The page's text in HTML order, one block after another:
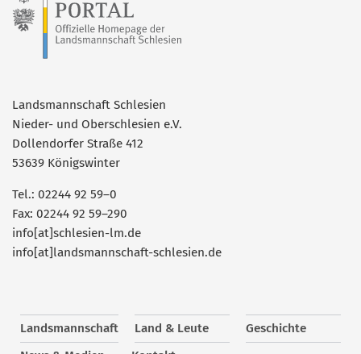
Landsmannschaft Schlesien
Nieder- und Oberschlesien e.V.
Dollendorfer Straße 412
53639 Königswinter
Tel.: 02244 92 59–0
Fax: 02244 92 59–290
info[at]schlesien-lm.de
info[at]landsmannschaft-schlesien.de
Landsmannschaft Land & Leute
Geschichte